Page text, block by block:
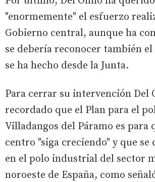
"enormemente" el esfuerzo
Gobierno central, aunque ha
se debería reconocer también
se ha hecho desde la Junta.
Para cerrar su intervención Del
recordado que el Plan para el
Villadangos del Páramo es para
centro "siga creciendo" y que se
en el polo industrial del sector
noroeste de España, como